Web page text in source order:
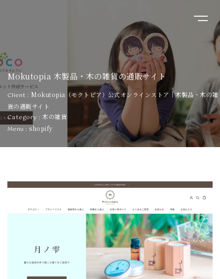
About
Service
Works
FAQ
Mokutopia 木製品・木の雑貨の通販サイト
Client : Mokutopia（モクトピア）公式オンラインストア｜木製品・木の雑
貨の通販サイト
Category :木の雑貨
Menu : shopify